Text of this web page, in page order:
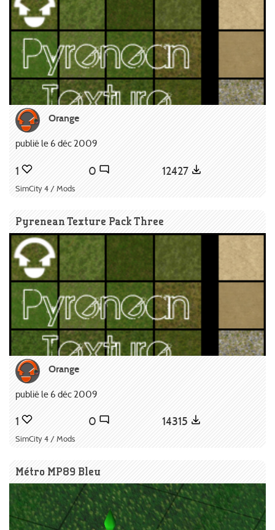
Orange
publié le 6 déc 2009
1 0 12427
SimCity 4 / Mods
Pyrenean Texture Pack Three
Orange
publié le 6 déc 2009
1 0 14315
SimCity 4 / Mods
Métro MP89 Bleu